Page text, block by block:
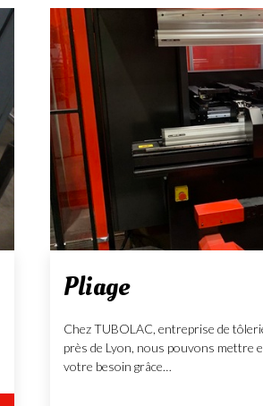
Pliage
Chez TUBOLAC, entreprise de
près de Lyon, nous pouvons mettre
votre besoin grâce…